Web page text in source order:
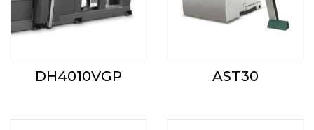
DH4010VGP AST30